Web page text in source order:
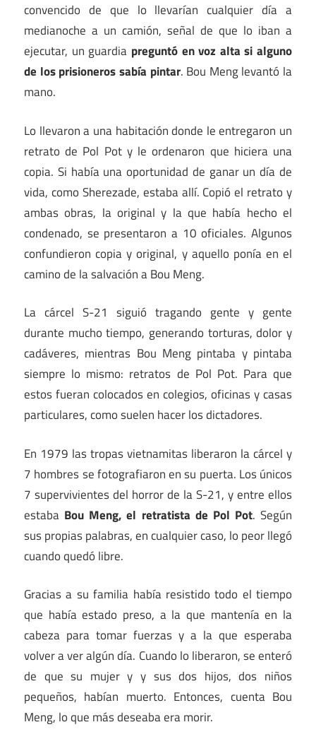
convencido de que lo llevarían cualquier día a
medianoche a un camión, señal de que lo iban a
ejecutar, un guardia preguntó en voz alta si alguno
de los prisioneros sabía pintar. Bou Meng levantó la
mano.
Lo llevaron a una habitación donde le entregaron un
retrato de Pol Pot y le ordenaron que hiciera una
copia. Si había una oportunidad de ganar un día de
vida, como Sherezade, estaba allí. Copió el retrato y
ambas obras, la original y la que había hecho el
condenado, se presentaron a 10 oficiales. Algunos
confundieron copia y original, y aquello ponía en el
camino de la salvación a Bou Meng.
La cárcel S-21 siguió tragando gente y gente
durante mucho tiempo, generando torturas, dolor y
cadáveres, mientras Bou Meng pintaba y pintaba
siempre lo mismo: retratos de Pol Pot. Para que
estos fueran colocados en colegios, oficinas y casas
particulares, como suelen hacer los dictadores.
En 1979 las tropas vietnamitas liberaron la cárcel y
7 hombres se fotografiaron en su puerta. Los únicos
7 supervivientes del horror de la S-21, y entre ellos
estaba Bou Meng, el retratista de Pol Pot. Según
sus propias palabras, en cualquier caso, lo peor llegó
cuando quedó libre.
Gracias a su familia había resistido todo el tiempo
que había estado preso, a la que mantenía en la
cabeza para tomar fuerzas y a la que esperaba
volver a ver algún día. Cuando lo liberaron, se enteró
de que su mujer y y sus dos hijos, dos niños
pequeños, habían muerto. Entonces, cuenta Bou
Meng, lo que más deseaba era morir.